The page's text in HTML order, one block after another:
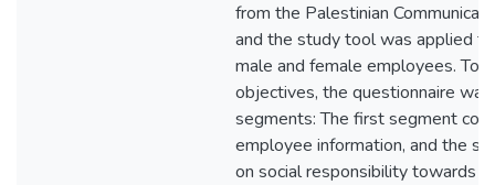
from the Palestinian
and the study tool was applied
male and female employees. To
objectives, the questionnaire
segments: The first segment
employee information, and the
on social responsibility towards